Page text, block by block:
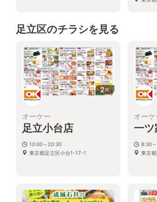
足立区のチラシを見る
2枚
オーケー
足立小台店
10:00～20:30
東京都足立区小台1-17-1
オーケ
一
8:30
東京